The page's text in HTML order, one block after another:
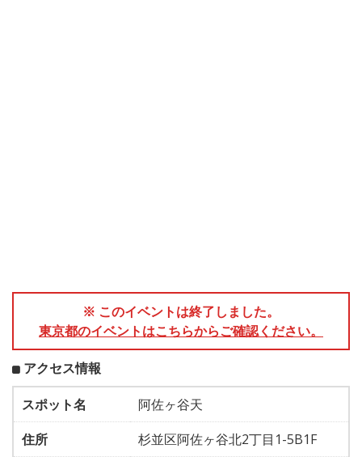
※ このイベントは終了しました。
東京都のイベントはこちらからご確認ください。
アクセス情報
スポット名
阿佐ヶ谷天
住所
杉並区阿佐ヶ谷北2丁目1-5B1F